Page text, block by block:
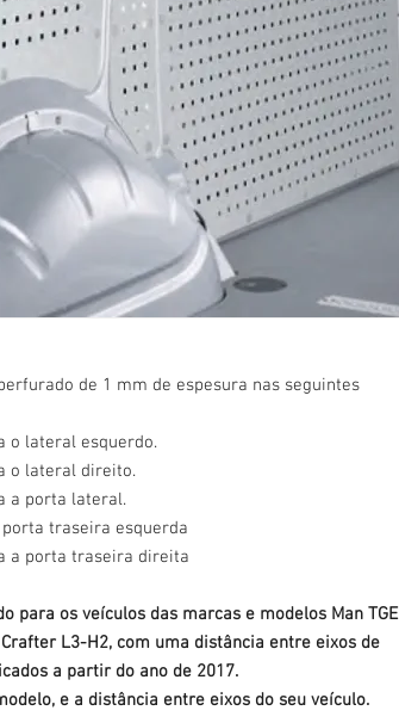
de 1 mm de espesura nas seguintes
o lateral esquerdo.
o lateral direito.
a porta lateral.
traseira esquerda
a porta traseira direita
para os veículos das marcas e modelos Man TGE
L3-H2, com uma distância entre eixos de
a partir do ano de 2017.
e a distância entre eixos do seu veículo.